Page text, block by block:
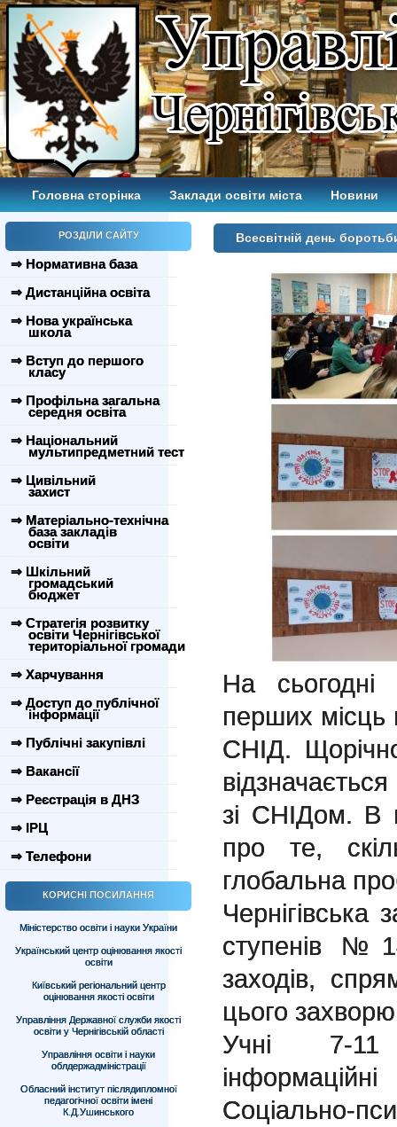
Головна сторінка Заклади освіти міста Новини
РОЗДІЛИ САЙТУ
⇒ Нормативна база
⇒ Дистанційна освіта
⇒ Нова українська
школа
⇒ Вступ до першого
класу
⇒ Профільна загальна
середня освіта
⇒ Національний
мультипредметний тест
⇒ Цивільний
захист
⇒ Матеріально-технічна
база закладів
освіти
⇒ Шкільний
громадський
бюджет
⇒ Стратегія розвитку
освіти Чернігівської
територіальної громади
⇒ Харчування
⇒ Доступ до публічної
інформації
⇒ Публічні закупівлі
⇒ Вакансії
⇒ Реєстрація в ДНЗ
⇒ ІРЦ
⇒ Телефони
КОРИСНІ ПОСИЛАННЯ
Міністерство освіти і науки України
Український центр оцінювання якості
освіти
Київський регіональний центр
оцінювання якості освіти
Управління Державної служби якості
освіти у Чернігівській області
Управління освіти і науки
облдержадміністрації
Обласний інститут післядипломної
педагогічної освіти імені
К.Д.Ушинського
Всесвітній день
На
перших місць
СНІД.
зі СНІДом. В
про те,
глобальна
Чернігівська
ступенів
заходів,
цього
Учні 7-11
Соціально-